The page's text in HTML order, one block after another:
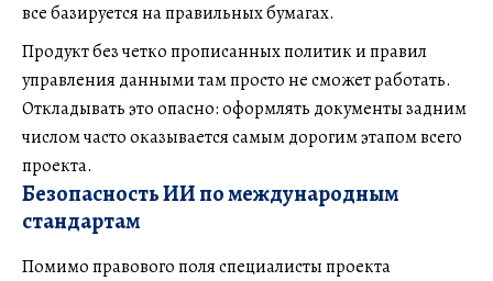
все базируется на правильных бумагах.
Продукт без четко прописанных политик и правил
управления данными там просто не сможет работать.
Откладывать это опасно: оформлять документы задним
числом часто оказывается самым дорогим этапом всего
проекта.
Безопасность ИИ по международным
стандартам
Помимо правового поля специалисты проекта